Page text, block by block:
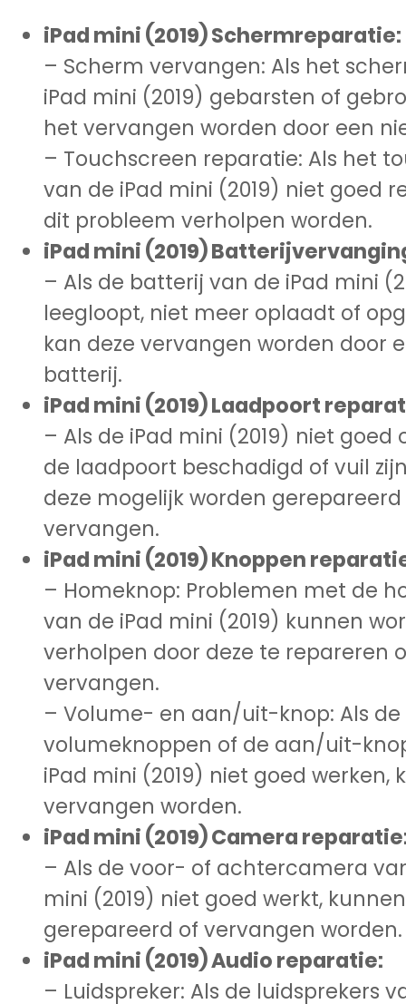
iPad mini (2019) Schermreparatie:
– Scherm vervangen: Als het
iPad mini (2019) gebarsten of
het vervangen worden door een
– Touchscreen reparatie: Als het
van de iPad mini (2019) niet goed
dit probleem verholpen worden.
iPad mini (2019)
– Als de batterij van de iPad mini
leegloopt, niet meer oplaadt of
kan deze vervangen worden door
batterij.
iPad mini (2019) Laadpoort
– Als de iPad mini (2019) niet goed
de laadpoort beschadigd of vuil
deze mogelijk worden
vervangen.
iPad mini (2019) Knoppen
– Homeknop: Problemen met de
van de iPad mini (2019) kunnen
verholpen door deze te repareren
vervangen.
– Volume- en aan/uit-knop: Als de
volumeknoppen of de aan/uit-
iPad mini (2019) niet goed werken,
vervangen worden.
iPad mini (2019) Camera
– Als de voor- of achtercamera
mini (2019) niet goed werkt,
gerepareerd of vervangen worden.
iPad mini (2019) Audio reparatie:
– Luidspreker: Als de luidsprekers